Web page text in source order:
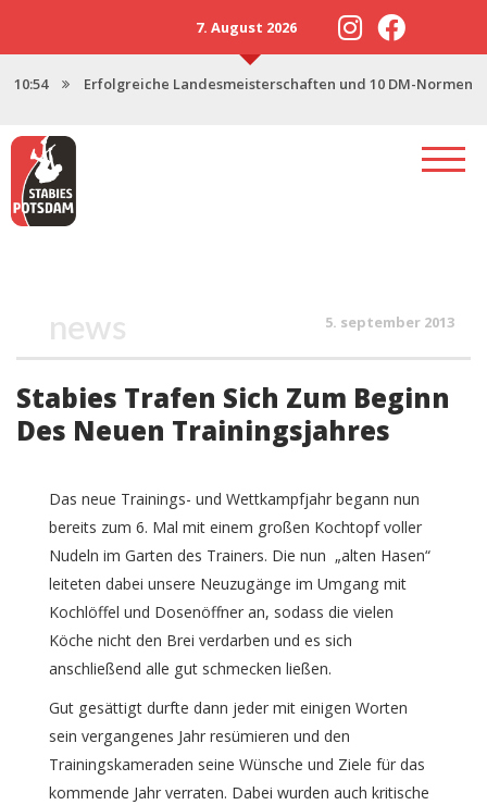
7. August 2026
10:54 Erfolgreiche Landesmeisterschaften und 10 DM-Normen
news
Stabies Trafen Sich Zum Beginn
Des Neuen Trainingsjahres
5. september 2013
Das neue Trainings- und Wettkampfjahr begann nun
bereits zum 6. Mal mit einem großen Kochtopf voller
Nudeln im Garten des Trainers. Die nun „alten Hasen“
leiteten dabei unsere Neuzugänge im Umgang mit
Kochlöffel und Dosenöffner an, sodass die vielen
Köche nicht den Brei verdarben und es sich
anschließend alle gut schmecken ließen.
Gut gesättigt durfte dann jeder mit einigen Worten
sein vergangenes Jahr resümieren und den
Trainingskameraden seine Wünsche und Ziele für das
kommende Jahr verraten. Dabei wurden auch kritische